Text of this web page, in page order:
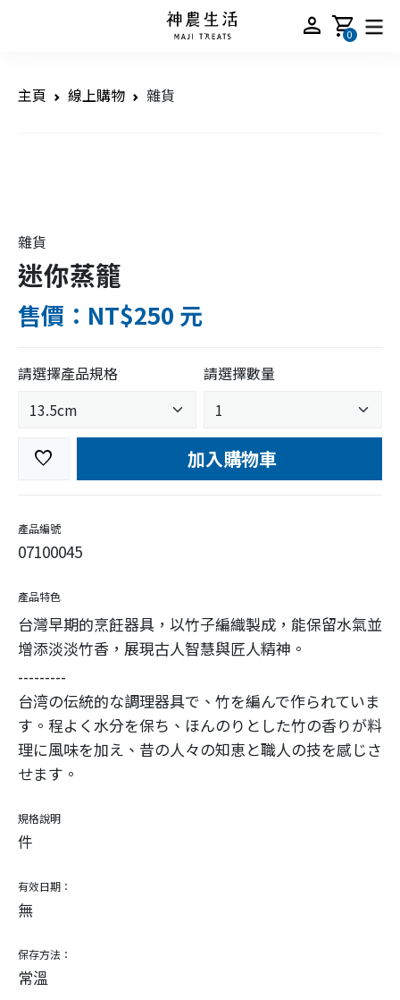
person shopping_cart
0
主頁 線上購物 雜貨
雜貨
迷你蒸籠
售價：NT$250 元
請選擇產品規格 請選擇數量
favorite 加入購物車
產品編號
07100045
產品特色
台灣早期的烹飪器具，以竹子編織製成，能保留水氣並
增添淡淡竹香，展現古人智慧與匠人精神。
---------
台湾の伝統的な調理器具で、竹を編んで作られていま
す。程よく水分を保ち、ほんのりとした竹の香りが料
理に風味を加え、昔の人々の知恵と職人の技を感じさ
せます。
規格說明
件
有效日期：
無
保存方法：
常溫